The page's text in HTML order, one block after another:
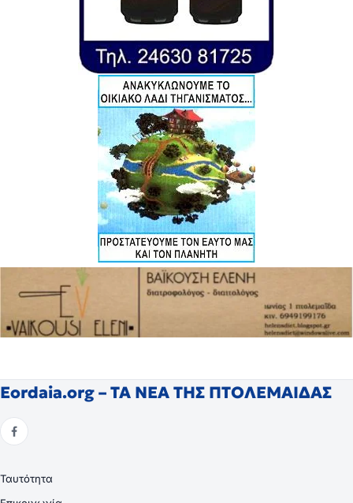
Eordaia.org – ΤΑ ΝΕΑ ΤΗΣ ΠΤΟΛΕΜΑΙΔΑΣ
Ταυτότητα